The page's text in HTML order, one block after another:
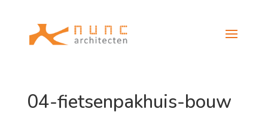
04-fietsenpakhuis-bouw